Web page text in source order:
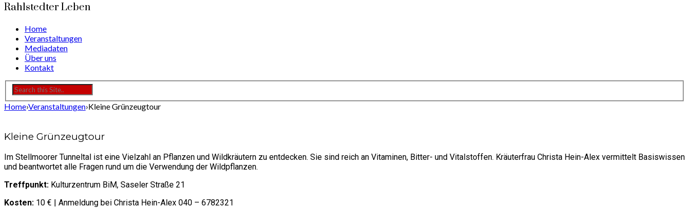
Rahlstedter Leben
Home
Veranstaltungen
Mediadaten
Über uns
Kontakt
Home›Veranstaltungen›Kleine Grünzeugtour
Kleine Grünzeugtour
Im Stellmoorer Tunneltal ist eine Vielzahl an Pflanzen und Wildkräutern zu entdecken. Sie sind reich an Vitaminen, Bitter- und Vitalstoffen. Kräuterfrau Christa Hein-Alex vermittelt Basiswissen
und beantwortet alle Fragen rund um die Verwendung der Wildpflanzen.
Treffpunkt: Kulturzentrum BiM, Saseler Straße 21
Kosten: 10 € | Anmeldung bei Christa Hein-Alex 040 – 6782321